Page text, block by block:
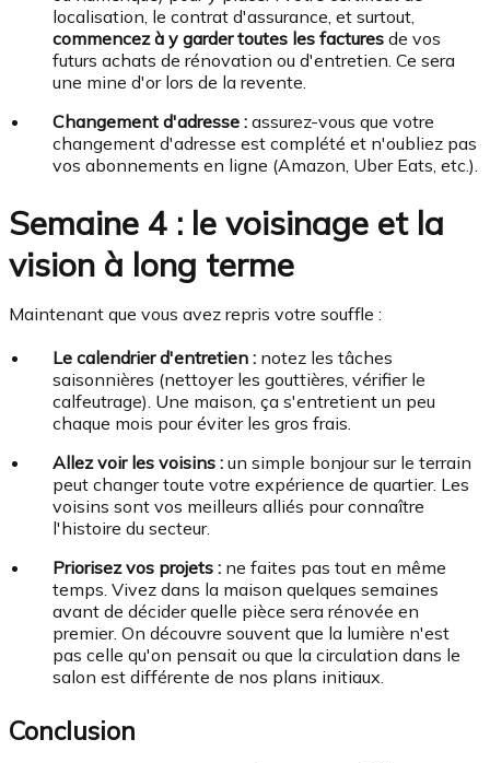
localisation, le contrat d'assurance, et surtout,
commencez à y garder toutes les factures de vos
futurs achats de rénovation ou d'entretien. Ce sera
une mine d'or lors de la revente.
Changement d'adresse : assurez-vous que votre
changement d'adresse est complété et n'oubliez pas
vos abonnements en ligne (Amazon, Uber Eats, etc.).
Semaine 4 : le voisinage et la
vision à long terme
Maintenant que vous avez repris votre souffle :
Le calendrier d'entretien : notez les tâches
saisonnières (nettoyer les gouttières, vérifier le
calfeutrage). Une maison, ça s'entretient un peu
chaque mois pour éviter les gros frais.
Allez voir les voisins : un simple bonjour sur le terrain
peut changer toute votre expérience de quartier. Les
voisins sont vos meilleurs alliés pour connaître
l'histoire du secteur.
Priorisez vos projets : ne faites pas tout en même
temps. Vivez dans la maison quelques semaines
avant de décider quelle pièce sera rénovée en
premier. On découvre souvent que la lumière n'est
pas celle qu'on pensait ou que la circulation dans le
salon est différente de nos plans initiaux.
Conclusion